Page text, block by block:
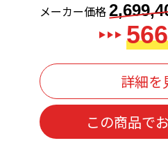
メーカー価格
詳細を
この商品で